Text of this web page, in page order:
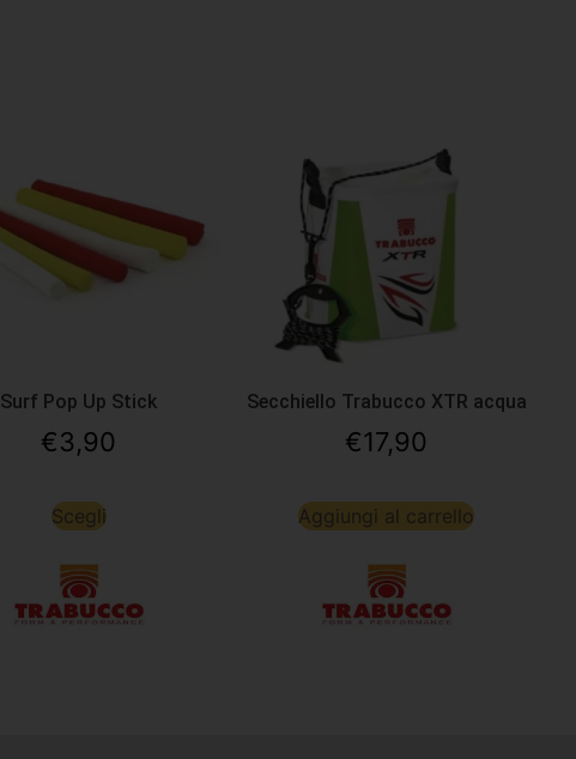
Surf Pop Up Stick
€3,90
Scegli
Secchiello Trabucco XTR acqua
€17,90
Aggiungi al carrello